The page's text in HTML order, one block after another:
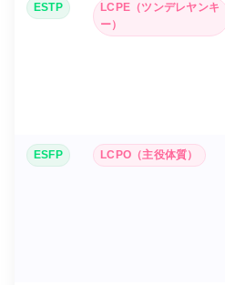
ESTP
LCPE（ツンデレヤンキ
ー）
ESFP LCPO（主役体質）